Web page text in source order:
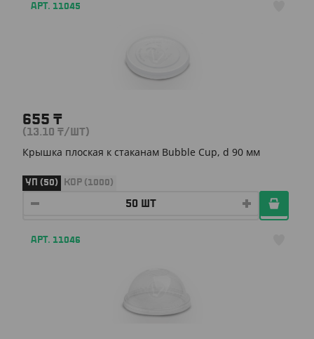
АРТ. 11045
655 ₸
(13.10 ₸/ШТ)
Крышка плоская к стаканам Bubble Cup, d 90 мм
УП (50) КОР (1000)
АРТ. 11046